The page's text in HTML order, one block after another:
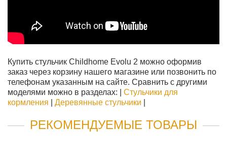
Купить стульчик Childhome Evolu 2 можно оформив
заказ через корзину нашего магазине или позвонить по
телефонам указанным на сайте. Сравнить с другими
моделями можно в разделах: | Стульчики для
кормления
Деревянные стульчики
РЕКОМЕНДУЕМЫЕ ТОВАРЫ